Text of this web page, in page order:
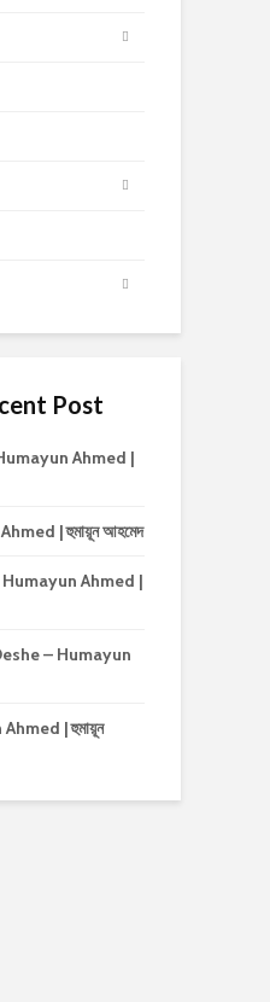
Post
Ahmed |
| হুমায়ূন আহমেদ
Ahmed |
– Humayun
| হুমায়ূন